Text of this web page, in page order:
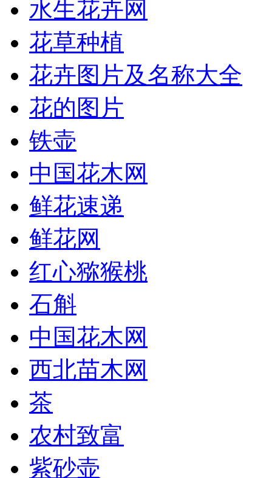
水生花卉网
花草种植
花卉图片及名称大全
花的图片
铁壶
中国花木网
鲜花速递
鲜花网
红心猕猴桃
石斛
中国花木网
西北苗木网
茶
农村致富
紫砂壶